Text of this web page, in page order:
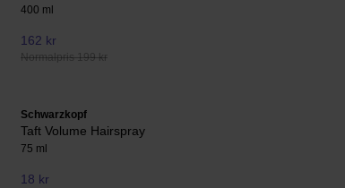
400 ml
162 kr
Normalpris 199 kr
Schwarzkopf
Taft Volume Hairspray
75 ml
18 kr